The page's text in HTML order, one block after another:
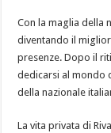
Con la maglia della
diventando il
presenze. Dopo il
dedicarsi al mondo
della nazionale
La vita privata di